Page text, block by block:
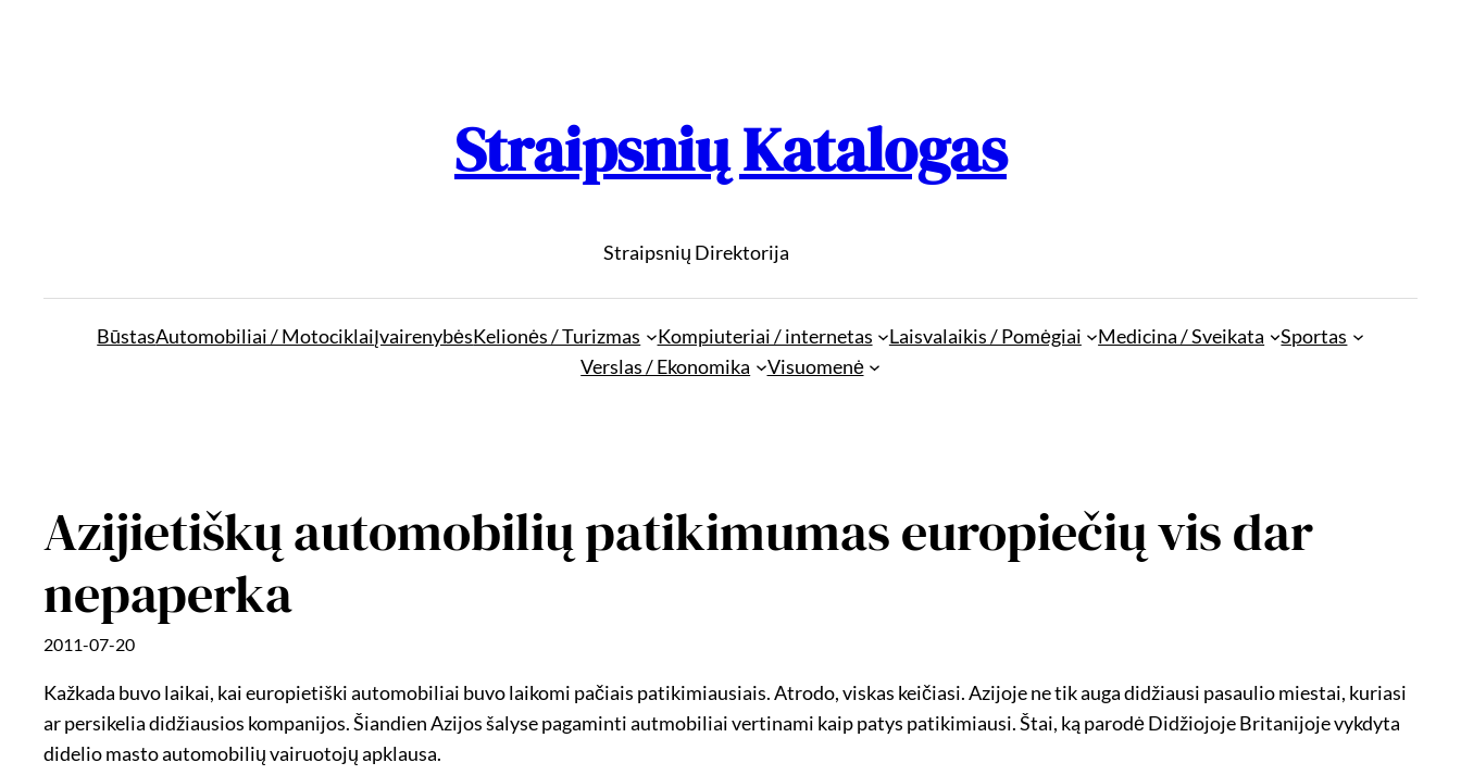
Straipsnių Katalogas
Straipsnių Direktorija
BūstasAutomobiliai / MotociklaiĮvairenybėsKelionės / Turizmas Kompiuteriai / internetas Laisvalaikis / Pomėgiai Medicina / Sveikata
Sportas
Verslas / Ekonomika
Visuomenė
Azijietiškų automobilių patikimumas europiečių vis dar
nepaperka
2011-07-20
Kažkada buvo laikai, kai europietiški automobiliai buvo laikomi pačiais patikimiausiais. Atrodo, viskas keičiasi. Azijoje ne tik auga didžiausi pasaulio miestai, kuriasi
ar persikelia didžiausios kompanijos. Šiandien Azijos šalyse pagaminti autmobiliai vertinami kaip patys patikimiausi. Štai, ką parodė Didžiojoje Britanijoje vykdyta
didelio masto automobilių vairuotojų apklausa.